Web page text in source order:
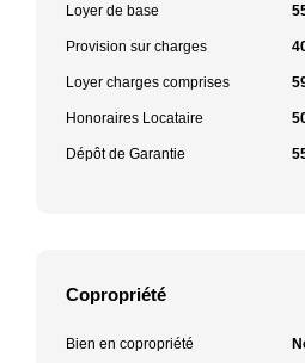
Loyer de base
Provision sur charges
Loyer charges comprises
Honoraires Locataire
Dépôt de Garantie
Copropriété
Bien en copropriété